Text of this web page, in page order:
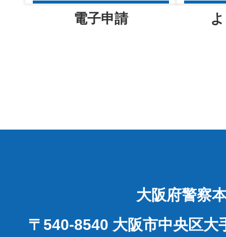
電子申請
大阪府警察
〒540-8540 大阪市中央区大